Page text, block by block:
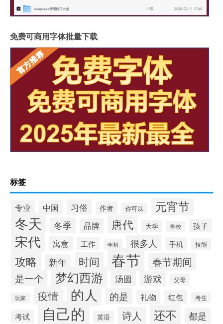
免费可商用字体批量下载
标签
专业 中国 习俗 作者 你可以 元宵节
冬天 冬季 品牌 唐代 大学 学校 孩子
宋代 寓意 工作 年初 很多人 手机 技能
攻略 新年 时间 春节 春节期间
是一个 梦幻西游 汤圆 游戏 父母
玩家 疫情 的人 的是 礼物 红包 考生
考试 自己的 英语 诗人 还不 都是